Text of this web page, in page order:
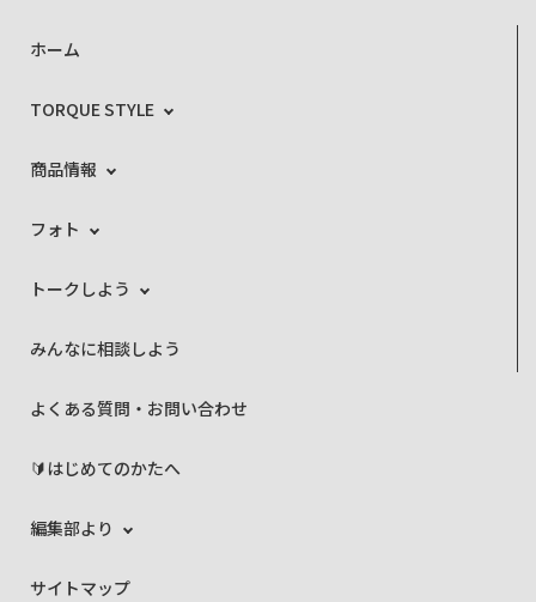
ホーム
TORQUE STYLE
商品情報
フォト
トークしよう
みんなに相談しよう
よくある質問・お問い合わせ
🔰はじめてのかたへ
編集部より
サイトマップ